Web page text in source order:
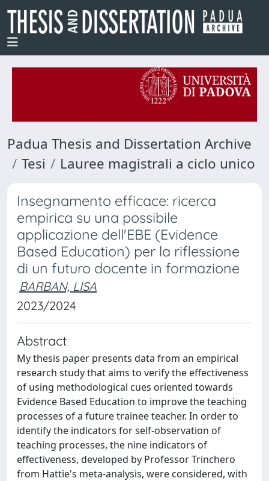
Padua Thesis and Dissertation Archive
Tesi
Lauree magistrali a ciclo unico
Insegnamento efficace: ricerca
empirica su una possibile
applicazione dell'EBE (Evidence
Based Education) per la riflessione
di un futuro docente in formazione
BARBAN, LISA
2023/2024
Abstract
My thesis paper presents data from an empirical
research study that aims to verify the effectiveness
of using methodological cues oriented towards
Evidence Based Education to improve the teaching
processes of a future trainee teacher. In order to
identify the indicators for self-observation of
teaching processes, the nine indicators of
effectiveness, developed by Professor Trinchero
from Hattie's meta-analysis, were considered, with